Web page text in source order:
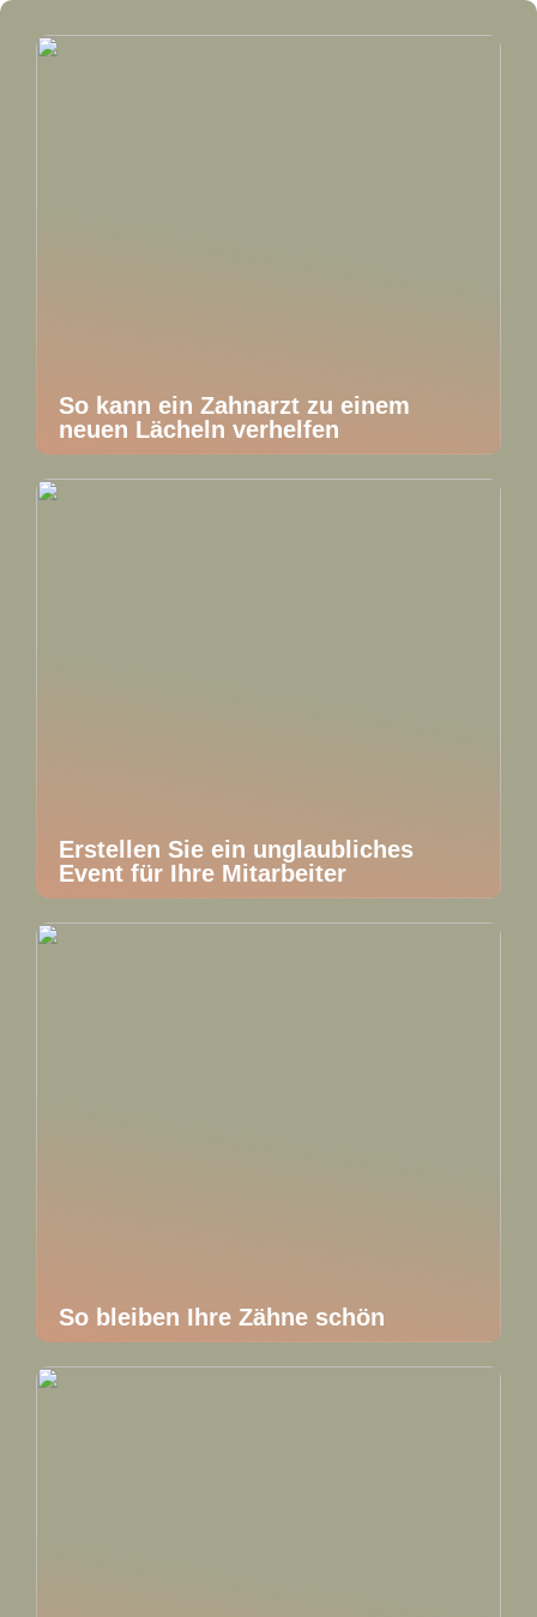
So kann ein Zahnarzt zu einem
neuen Lächeln verhelfen
Erstellen Sie ein unglaubliches
Event für Ihre Mitarbeiter
So bleiben Ihre Zähne schön